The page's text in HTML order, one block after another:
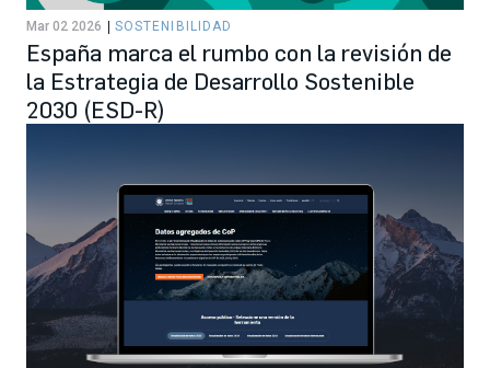
Mar 02 2026 SOSTENIBILIDAD
España marca el rumbo con la revisión de
la Estrategia de Desarrollo Sostenible
2030 (ESD-R)